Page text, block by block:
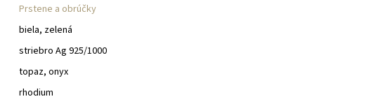
Prstene a obrúčky
biela, zelená
striebro Ag 925/1000
topaz, onyx
rhodium